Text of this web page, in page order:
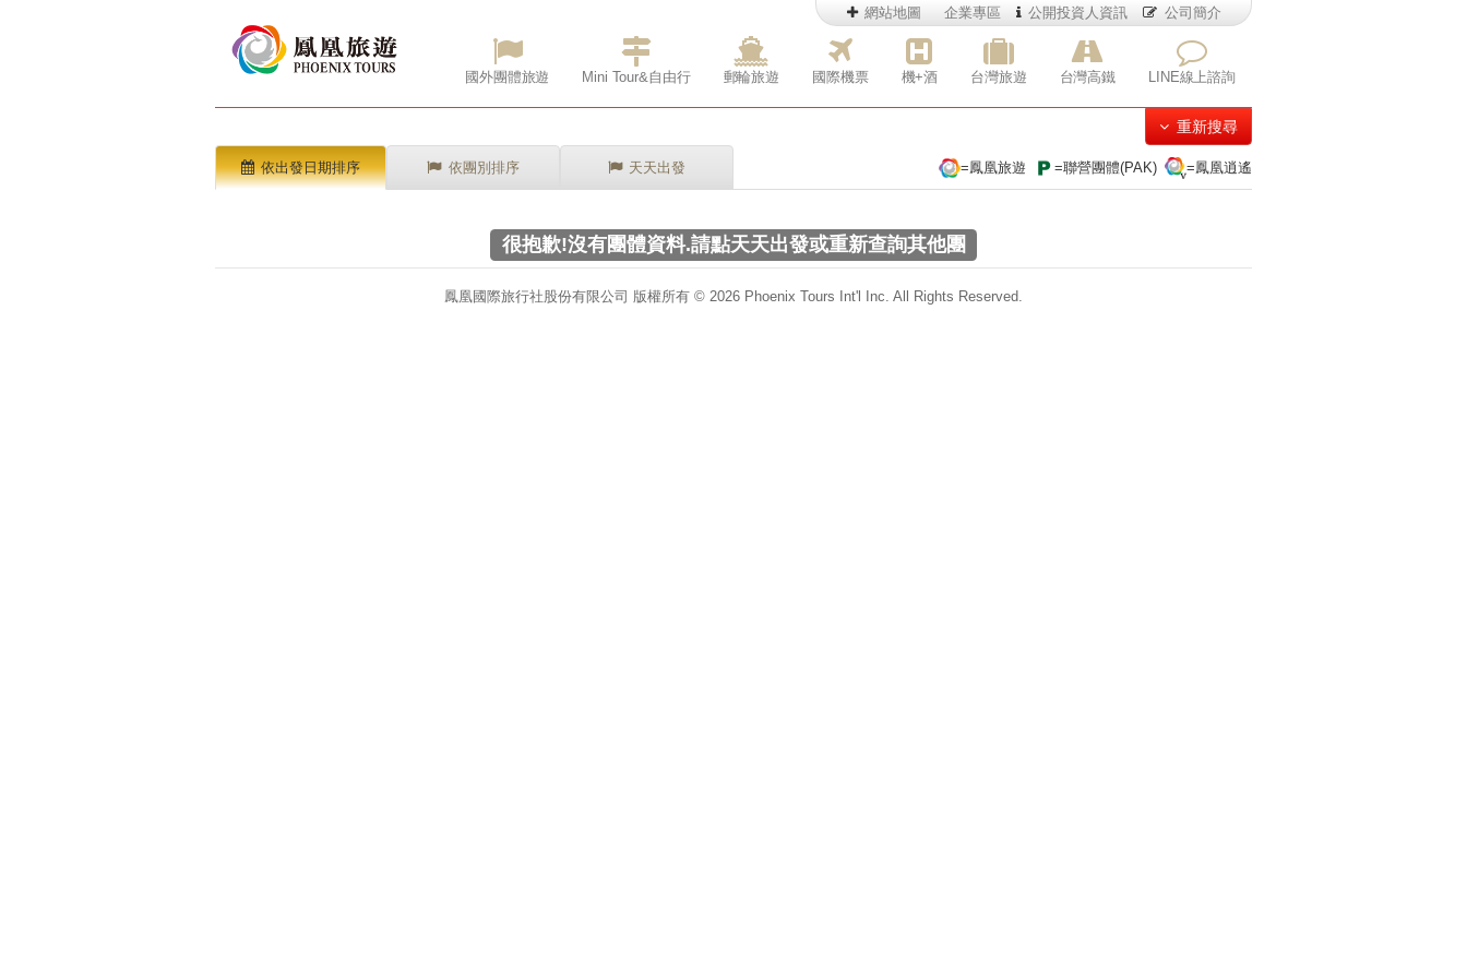
國外團體旅遊 Mini Tour&自由行 郵輪旅遊 國際機票 機+酒 台灣旅遊 台灣高鐵 LINE線上諮詢
網站地圖 企業專區 公開投資人資訊 公司簡介
重新搜尋
依出發日期排序 依團別排序 天天出發 =鳳凰旅遊 =聯營團體(PAK) =鳳凰逍遙
很抱歉!沒有團體資料.請點天天出發或重新查詢其他團
鳳凰國際旅行社股份有限公司 版權所有 © 2026 Phoenix Tours Int'l Inc. All Rights Reserved.